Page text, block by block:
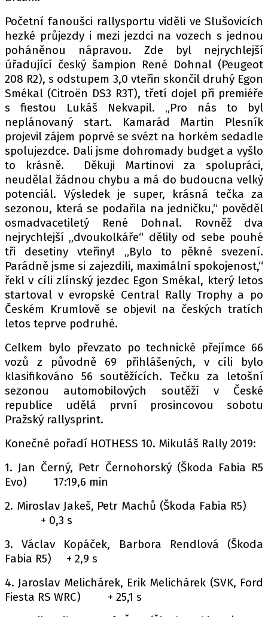
Početní fanoušci rallysportu viděli ve Slušovicích
hezké průjezdy i mezi jezdci na vozech s jednou
poháněnou nápravou. Zde byl nejrychlejší
úřadující český šampion René Dohnal (Peugeot
208 R2), s odstupem 3,0 vteřin skončil druhý Egon
Smékal (Citroën DS3 R3T), třetí dojel při premiéře
s fiestou Lukáš Nekvapil. „Pro nás to byl
neplánovaný start. Kamarád Martin Plesník
projevil zájem poprvé se svézt na horkém sedadle
spolujezdce. Dali jsme dohromady budget a vyšlo
to krásně. Děkuji Martinovi za spolupráci,
neudělal žádnou chybu a má do budoucna velký
potenciál. Výsledek je super, krásná tečka za
sezonou, která se podařila na jedničku,“ pověděl
osmadvacetiletý René Dohnal. Rovněž dva
nejrychlejší „dvoukolkáře“ dělily od sebe pouhé
tři desetiny vteřiny! „Bylo to pěkné svezení.
Parádně jsme si zajezdili, maximální spokojenost,“
řekl v cíli zlínský jezdec Egon Smékal, který letos
startoval v evropské Central Rally Trophy a po
Českém Krumlově se objevil na českých tratích
letos teprve podruhé.
Celkem bylo převzato po technické přejímce 66
vozů z původně 69 přihlášených, v cíli bylo
klasifikováno 56 soutěžících. Tečku za letošní
sezonou automobilových soutěží v České
republice udělá první prosincovou sobotu
Pražský rallysprint.
Konečné pořadí HOTHESS 10. Mikuláš Rally 2019:
1. Jan Černý, Petr Černohorský (Škoda Fabia R5
Evo) 17:19,6 min
2. Miroslav Jakeš, Petr Machů (Škoda Fabia R5)
+ 0,3 s
3. Václav Kopáček, Barbora Rendlová (Škoda
Fabia R5) + 2,9 s
4. Jaroslav Melichárek, Erik Melichárek (SVK, Ford
Fiesta RS WRC) + 25,1 s